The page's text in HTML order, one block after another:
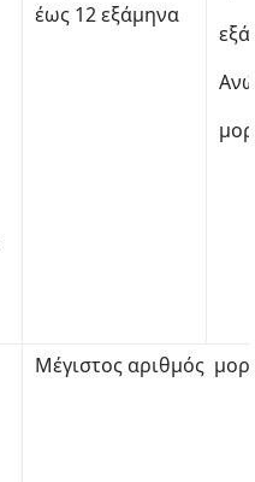
έως 12 εξάμηνα
Μέγιστος αριθμός